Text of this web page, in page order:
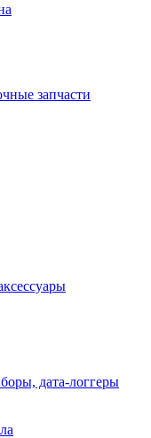
запчасти
дата-логгеры